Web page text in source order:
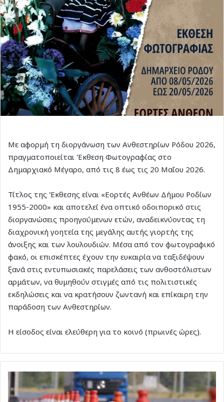
Με αφορμή τη διοργάνωση των Ανθεστηρίων Ρόδου 2026,
πραγματοποιείται Έκθεση Φωτογραφίας στο
Δημαρχιακό Μέγαρο, από τις 8 έως τις 20 Μαΐου 2026.
Τίτλος της Έκθεσης είναι «Εορτές Ανθέων Δήμου Ροδίων
1955-2000» και αποτελεί ένα οπτικό οδοιπορικό στις
διοργανώσεις προηγούμενων ετών, αναδεικνύοντας τη
διαχρονική γοητεία της μεγάλης αυτής γιορτής της
άνοιξης και των λουλουδιών. Μέσα από τον φωτογραφικό
φακό, οι επισκέπτες έχουν την ευκαιρία να ταξιδέψουν
ξανά στις εντυπωσιακές παρελάσεις των ανθοστόλιστων
αρμάτων, να θυμηθούν στιγμές από τις πολιτιστικές
εκδηλώσεις και να κρατήσουν ζωντανή και επίκαιρη την
παράδοση των Ανθεστηρίων.
Η είσοδος είναι ελεύθερη για το κοινό (πρωινές ώρες).
Προσωρινές
κυκλοφοριακές
ρυθμίσεις